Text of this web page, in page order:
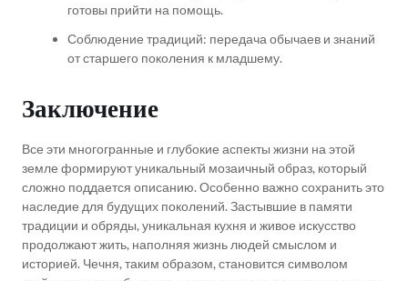
готовы прийти на помощь.
Соблюдение традиций: передача обычаев и знаний
от старшего поколения к младшему.
Заключение
Все эти многогранные и глубокие аспекты жизни на этой
земле формируют уникальный мозаичный образ, который
сложно поддается описанию. Особенно важно сохранить это
наследие для будущих поколений. Застывшие в памяти
традиции и обряды, уникальная кухня и живое искусство
продолжают жить, наполняя жизнь людей смыслом и
историей. Чечня, таким образом, становится символом